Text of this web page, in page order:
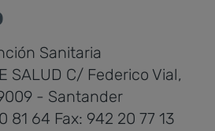
Sanitaria
SALUD C/ Federico Vial,
- Santander
81 64 Fax: 942 20 77 13